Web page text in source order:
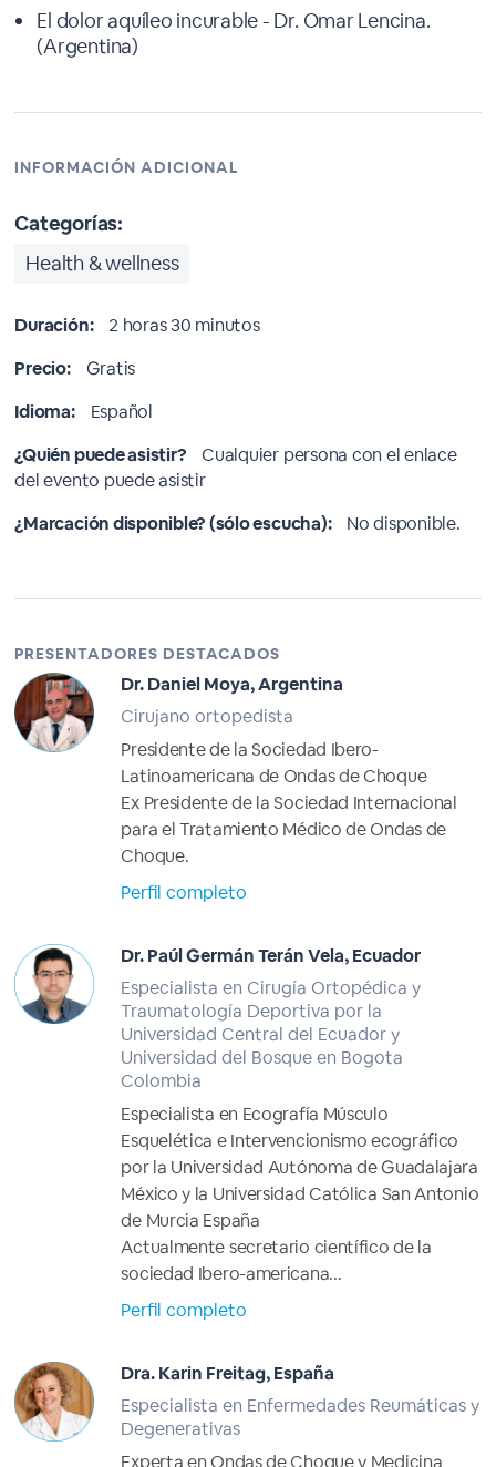
El dolor aquíleo incurable - Dr. Omar Lencina.
(Argentina)
INFORMACIÓN ADICIONAL
Categorías:
Health & wellness
Duración:
2 horas 30 minutos
Precio:
Gratis
Idioma:
Español
¿Quién puede asistir?
Cualquier persona con el enlace
del evento puede asistir
¿Marcación disponible? (sólo escucha):
No disponible.
PRESENTADORES DESTACADOS
Dr. Daniel Moya, Argentina
Cirujano ortopedista
Presidente de la Sociedad Ibero-
Latinoamericana de Ondas de Choque
Ex Presidente de la Sociedad Internacional
para el Tratamiento Médico de Ondas de
Choque.
Perfil completo
Dr. Paúl Germán Terán Vela, Ecuador
Especialista en Cirugía Ortopédica y
Traumatología Deportiva por la
Universidad Central del Ecuador y
Universidad del Bosque en Bogota
Colombia
Especialista en Ecografía Músculo
Esquelética e Intervencionismo ecográfico
por la Universidad Autónoma de Guadalajara
México y la Universidad Católica San Antonio
de Murcia España
Actualmente secretario científico de la
sociedad Ibero-americana...
Perfil completo
Dra. Karin Freitag, España
Especialista en Enfermedades Reumáticas y
Degenerativas
Experta en Ondas de Choque y Medicina